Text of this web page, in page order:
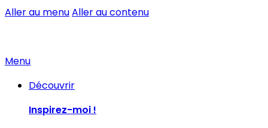
Aller au menuAller au contenu
Menu
Découvrir
Inspirez-moi !